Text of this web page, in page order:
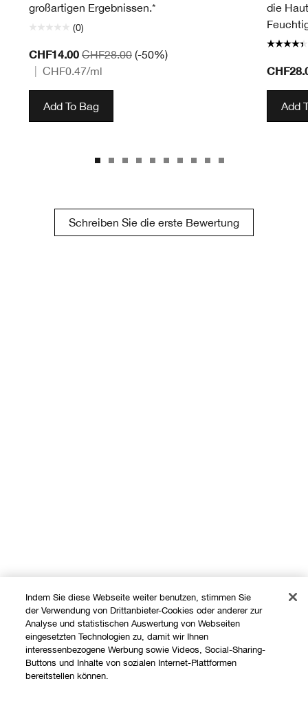
großartigen Ergebnissen.*
(0)
CHF14.00 CHF28.00 (-50%)
CHF0.47/ml
Add To Bag
die
Add
Schreiben Sie die erste Bewertung
Shoppen
Indem Sie diese Webseite weiter benutzen, stimmen Sie
der Verwendung von Drittanbieter-Cookies oder anderer zur
Analyse und statistischen Auswertung von Webseiten
eingesetzten Technologien zu, damit wir Ihnen
interessenbezogene Werbung sowie Videos, Social-Sharing-
Buttons und Inhalte von sozialen Internet-Plattformen
bereitstellen können.